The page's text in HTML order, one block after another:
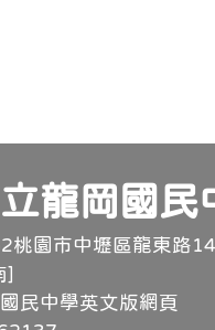
龍岡國民
桃園市中壢區龍東路
]
民中學英文版網頁